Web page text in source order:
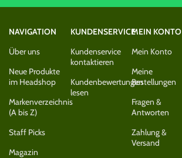
NAVIGATION
Über uns
Neue Produkte
im Headshop
Markenverzeichnis
(A bis Z)
Staff Picks
Magazin
KUNDENSERVICE
Kundenservice
kontaktieren
Kundenbewertungen
lesen
MEIN KONTO
Mein Konto
Meine
Bestellungen
Fragen &
Antworten
Zahlung &
Versand